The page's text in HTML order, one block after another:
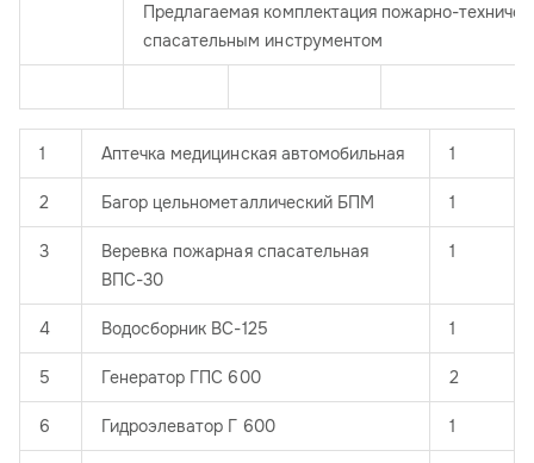
Предлагаемая комплектация пожарно-
спасательным инструментом
1 Аптечка медицинская автомобильная 1
2 Багор цельнометаллический БПМ 1
3
Веревка пожарная спасательная
ВПС-30
1
4 Водосборник ВС-125 1
5 Генератор ГПС 600 2
6 Гидроэлеватор Г 600 1